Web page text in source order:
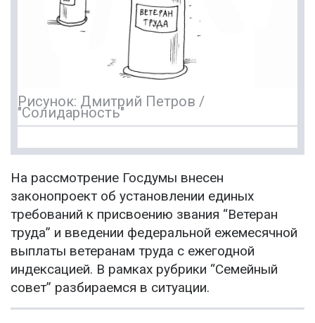
Рисунок: Дмитрий Петров /
"Солидарность"
На рассмотрение Госдумы внесен
законопроект об установлении единых
требований к присвоению звания “Ветеран
труда” и введении федеральной ежемесячной
выплаты ветеранам труда с ежегодной
индексацией. В рамках рубрики “Семейный
совет” разбираемся в ситуации.